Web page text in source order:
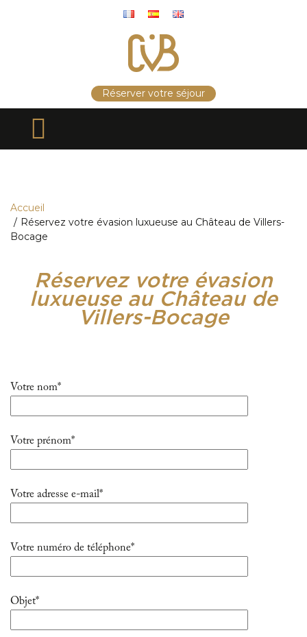
Réserver votre séjour
Accueil
Réservez votre évasion luxueuse au Château de Villers-
Bocage
Réservez votre évasion
luxueuse au Château de
Villers-Bocage
Votre nom*
Votre prénom*
Votre adresse e-mail*
Votre numéro de téléphone*
Objet*